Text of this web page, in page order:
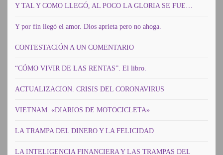
Y TAL Y COMO LLEGÓ, AL POCO LA GLORIA SE FUE…
Y por fin llegó el amor. Dios aprieta pero no ahoga.
CONTESTACIÓN A UN COMENTARIO
“CÓMO VIVIR DE LAS RENTAS”. El libro.
ACTUALIZACION. CRISIS DEL CORONAVIRUS
VIETNAM. «DIARIOS DE MOTOCICLETA»
LA TRAMPA DEL DINERO Y LA FELICIDAD
LA INTELIGENCIA FINANCIERA Y LAS TRAMPAS DEL